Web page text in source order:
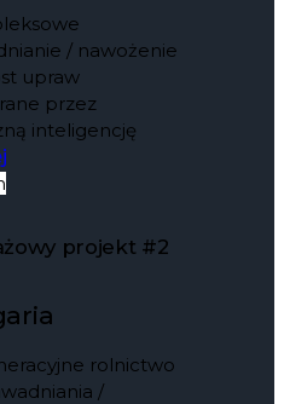
/ nawożenie
upraw
przez
inteligencję
projekt #2
rolnictwo
/